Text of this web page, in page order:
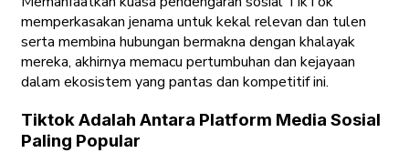
memperkasakan jenama untuk kekal relevan dan tulen
serta membina hubungan bermakna dengan khalayak
mereka, akhirnya memacu pertumbuhan dan kejayaan
dalam ekosistem yang pantas dan kompetitif ini.
Tiktok Adalah Antara Platform Media Sosial
Paling Popular